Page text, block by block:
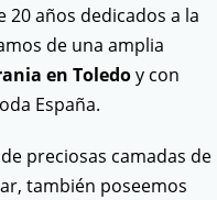
20 años dedicados a la
de una amplia
en Toledoy con
España.
preciosas camadas de
también poseemos